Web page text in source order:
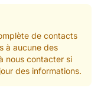
de contacts
à aucune des
nous contacter si
des informations.